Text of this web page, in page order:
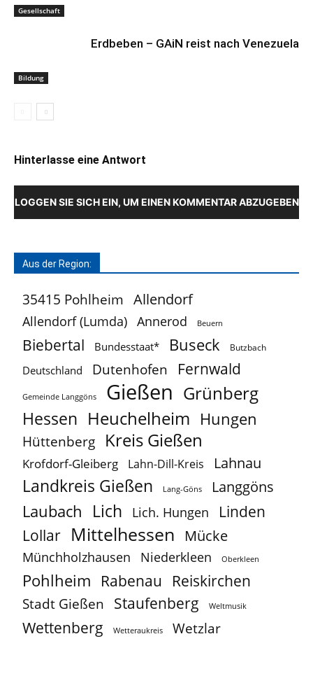
Gesellschaft
Bildung
Erdbeben – GAiN reist nach Venezuela
Hinterlasse eine Antwort
LOGGEN SIE SICH EIN, UM EINEN KOMMENTAR ABZUGEBEN
Aus der Region:
35415 Pohlheim Allendorf
Allendorf (Lumda) Annerod Beuern
Biebertal Bundesstaat* Buseck Butzbach
Deutschland Dutenhofen Fernwald
Gemeinde Langgöns Gießen Grünberg
Hessen Heuchelheim Hungen
Hüttenberg Kreis Gießen
Krofdorf-Gleiberg Lahn-Dill-Kreis Lahnau
Landkreis Gießen Lang-Göns Langgöns
Laubach Lich Lich. Hungen Linden
Lollar Mittelhessen Mücke
Münchholzhausen Niederkleen Oberkleen
Pohlheim Rabenau Reiskirchen
Stadt Gießen Staufenberg Weltmusik
Wettenberg Wetteraukreis Wetzlar